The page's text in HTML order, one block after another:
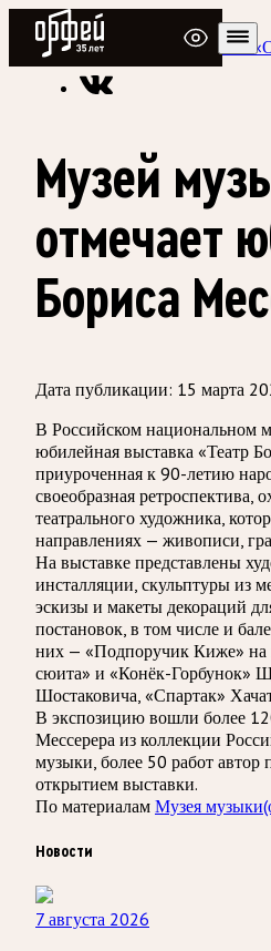
Радио Орфей
Радио классической музыки
Музей
отмечает
Бориса
Дата публикации: 15 марта
В Российском национальном
юбилейная выставка «Театр
приуроченная к 90-летию
своеобразная ретроспектива,
театрального художника,
направлениях — живописи,
На выставке представлены
инсталляции, скульптуры из
эскизы и макеты декораций
постановок, в том числе и
них — «Подпоручик Киже» на
сюита» и «Конёк-Горбунок»
Шостаковича, «Спартак»
В экспозицию вошли более
Мессерера из коллекции
музыки, более 50 работ автор
открытием выставки.
По материалам Музея музыки
Новости
7 августа 2026